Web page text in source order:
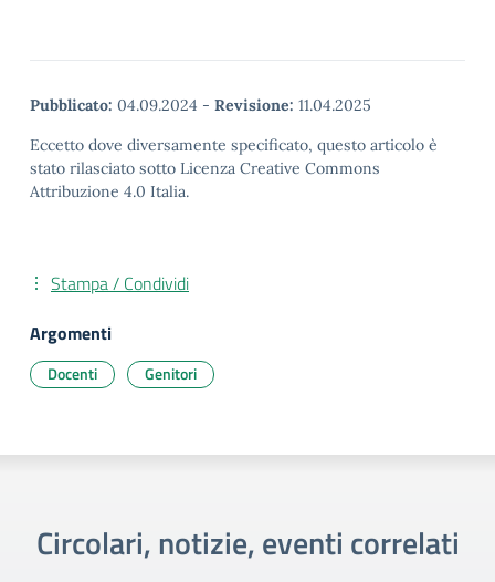
Pubblicato: 04.09.2024 - Revisione: 11.04.2025
Eccetto dove diversamente specificato, questo articolo è
stato rilasciato sotto Licenza Creative Commons
Attribuzione 4.0 Italia.
Stampa / Condividi
Argomenti
Docenti Genitori
Circolari, notizie, eventi correlati